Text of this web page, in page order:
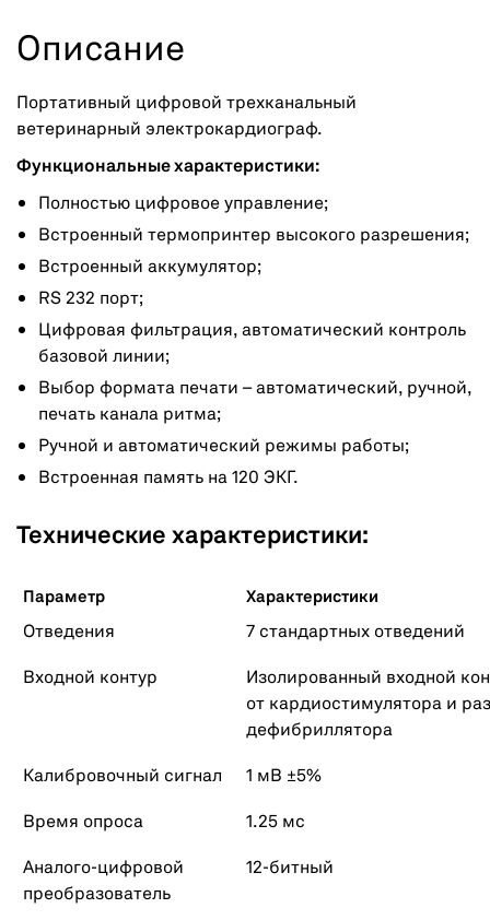
Описание
Портативный цифровой трехканальный
ветеринарный электрокардиограф.
Функциональные характеристики:
Полностью цифровое управление;
Встроенный термопринтер высокого разрешения;
Встроенный аккумулятор;
RS 232 порт;
Цифровая фильтрация, автоматический контроль
базовой линии;
Выбор формата печати – автоматический, ручной,
печать канала ритма;
Ручной и автоматический режимы работы;
Встроенная память на 120 ЭКГ.
Технические характеристики:
Параметр Характеристики
Отведения 7 стандартных отведений
Входной контур
Изолированный входной
от кардиостимулятора и
дефибриллятора
Калибровочный сигнал 1 мВ ±5%
Время опроса 1.25 мс
Аналого-цифровой
преобразователь
12-битный